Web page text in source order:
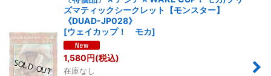
ズマティックシークレット【モンスター】
《DUAD-JP028》
[ウェイカップ！ モカ]
1,580円(税込)
在庫なし